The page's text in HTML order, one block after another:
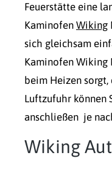
Feuerstätte eine
Kaminofen Wiking
sich gleichsam
Kaminofen Wiking
beim Heizen
Luftzufuhr können
anschließen  je
Wiking